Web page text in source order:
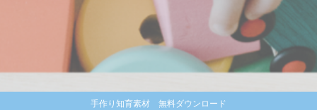
手作り知育素材 無料ダウンロード